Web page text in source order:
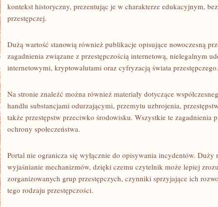
kontekst historyczny, prezentując je w charakterze edukacyjnym,
przestępczej.
Dużą wartość stanowią również publikacje opisujące nowoczesną
zagadnienia związane z przestępczością internetową, nielegalnym
internetowymi, kryptowalutami oraz cyfryzacją świata przestępczego.
Na stronie znaleźć można również materiały dotyczące
handlu substancjami odurzającymi, przemytu uzbrojenia,
także przestępstw przeciwko środowisku. Wszystkie te zagadnienia
ochrony społeczeństwa.
Portal nie ogranicza się wyłącznie do opisywania incydentów. Duży
wyjaśnianie mechanizmów, dzięki czemu czytelnik może lepiej
zorganizowanych grup przestępczych, czynniki sprzyjające ich
tego rodzaju przestępczości.